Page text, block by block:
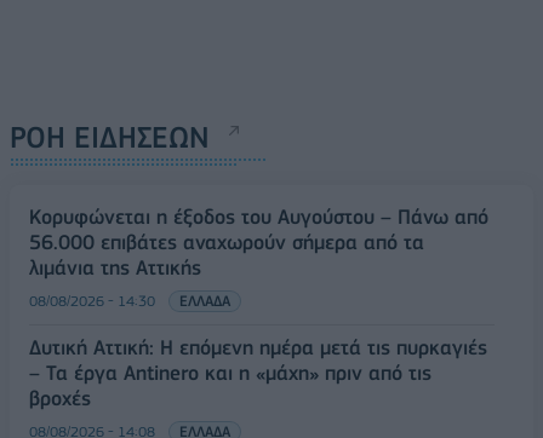
ΡΟΗ ΕΙΔΗΣΕΩΝ
Κορυφώνεται η έξοδος του Αυγούστου – Πάνω από
56.000 επιβάτες αναχωρούν σήμερα από τα
λιμάνια της Αττικής
08/08/2026 - 14:30 ΕΛΛΑΔΑ
Δυτική Αττική: Η επόμενη ημέρα μετά τις πυρκαγιές
– Τα έργα Antinero και η «μάχη» πριν από τις
βροχές
08/08/2026 - 14:08 ΕΛΛΑΔΑ